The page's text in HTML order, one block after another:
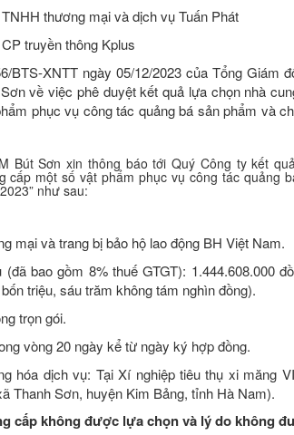
thương mại và dịch vụ Tuấn Phát
truyền thông Kplus
BTS-XNTT ngày 05/12/2023 của Tổng Giám
về việc phê duyệt kết quả lựa chọn nhà
phục vụ công tác quảng bá sản phẩm và
Bút Sơn xin thông báo tới Quý Công ty kết
cấp một số vật phẩm phục vụ công tác quảng
như sau:
mại và trang bị bảo hộ lao động BH Việt Nam.
bao gồm 8% thuế GTGT): 1.444.608.000
triệu, sáu trăm không tám nghìn đồng).
trọn gói.
vòng 20 ngày kể từ ngày ký hợp đồng.
hóa dịch vụ: Tại Xí nghiệp tiêu thụ xi măng
Thanh Sơn, huyện Kim Bảng, tỉnh Hà Nam).
cấp không được lựa chọn và lý do không